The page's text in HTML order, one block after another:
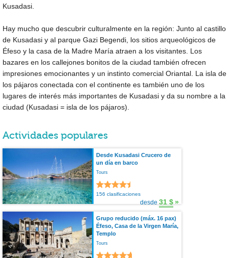
Kusadasi.
Hay mucho que descubrir culturalmente en la región: Junto al castillo
de Kusadasi y al parque Gazi Begendi, los sitios arqueológicos de
Éfeso y la casa de la Madre María atraen a los visitantes. Los
bazares en los callejones bonitos de la ciudad también ofrecen
impresiones emocionantes y un instinto comercial Oriantal. La isla de
los pájaros conectada con el continente es también uno de los
lugares de interés más importantes de Kusadasi y da su nombre a la
ciudad (Kusadasi = isla de los pájaros).
Actividades populares
Desde Kusadasi Crucero de
un día en barco
Tours
156 clasificaciones
desde31 $»
Grupo reducido (máx. 16 pax)
Éfeso, Casa de la Virgen María,
Templo
Tours